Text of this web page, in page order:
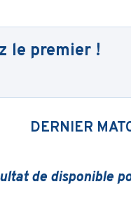
le premier !
DERNIER
de disponible